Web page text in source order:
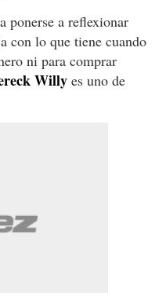
ponerse a reflexionar
con lo que tiene cuando
ni para comprar
Willy es uno de